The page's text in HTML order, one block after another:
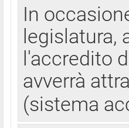
In
legislatura,
l'accredito
avverrà
(sistema